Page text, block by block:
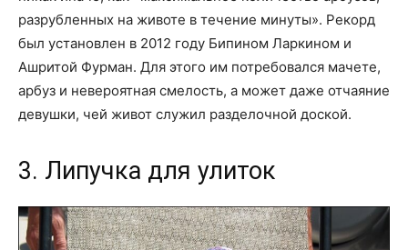
разрубленных на животе в течение минуты». Рекорд
был установлен в 2012 году Бипином Ларкином и
Ашритой Фурман. Для этого им потребовался мачете,
арбуз и невероятная смелость, а может даже отчаяние
девушки, чей живот служил разделочной доской.
3. Липучка для улиток